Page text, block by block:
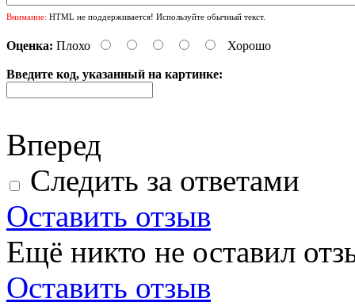
Внимание: HTML не поддерживается! Используйте обычный текст.
Оценка: Плохо Хорошо
Введите код, указанный на картинке:
Вперед
Следить за ответами
Оставить отзыв
Ещё никто не оставил
Оставить отзыв